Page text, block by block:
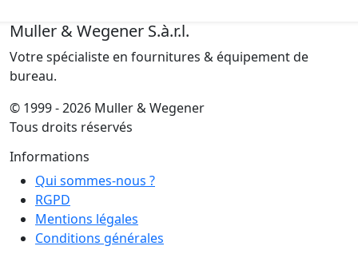
Muller & Wegener S.à.r.l.
Votre spécialiste en fournitures & équipement de
bureau.
© 1999 - 2026 Muller & Wegener
Tous droits réservés
Informations
Qui sommes-nous ?
RGPD
Mentions légales
Conditions générales